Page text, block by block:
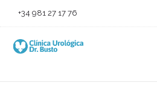
+34 981 27 17 76